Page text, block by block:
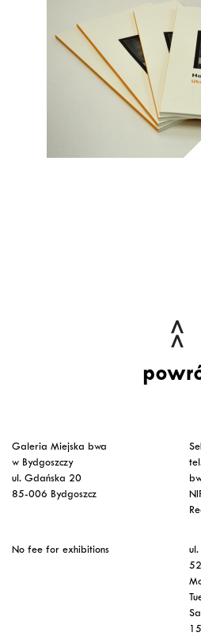
Galeria Miejska bwa
w Bydgoszczy
ul. Gdańska 20
85-006 Bydgoszcz
No fee for exhibitions